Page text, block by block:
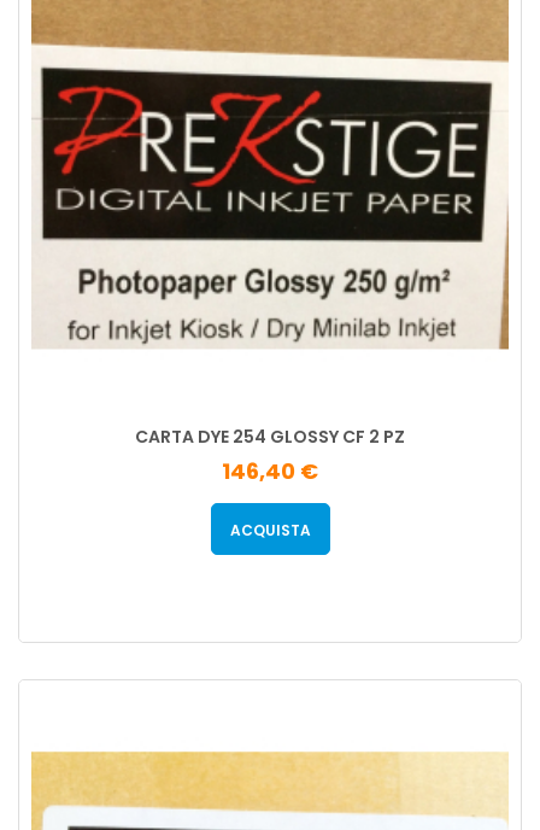
CARTA DYE 254 GLOSSY CF 2 PZ
146,40 €
ACQUISTA